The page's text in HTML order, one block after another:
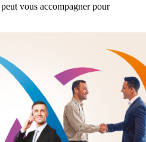
vous accompagner pour